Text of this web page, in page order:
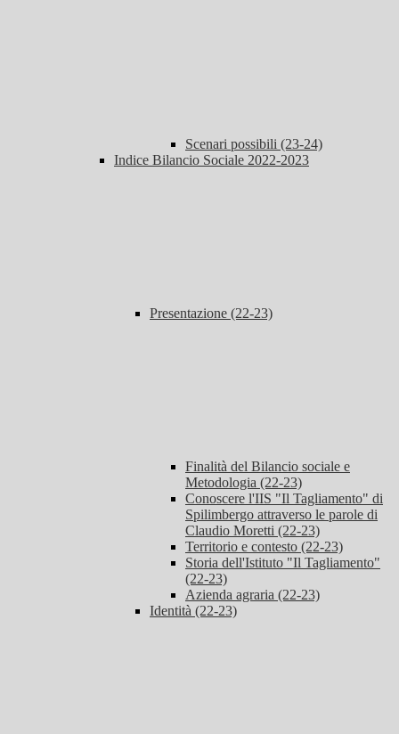
Scenari possibili (23-24)
Indice Bilancio Sociale 2022-2023
Presentazione (22-23)
Finalità del Bilancio sociale e
Metodologia (22-23)
Conoscere l'IIS "Il Tagliamento" di
Spilimbergo attraverso le parole di
Claudio Moretti (22-23)
Territorio e contesto (22-23)
Storia dell'Istituto "Il Tagliamento"
(22-23)
Azienda agraria (22-23)
Identità (22-23)